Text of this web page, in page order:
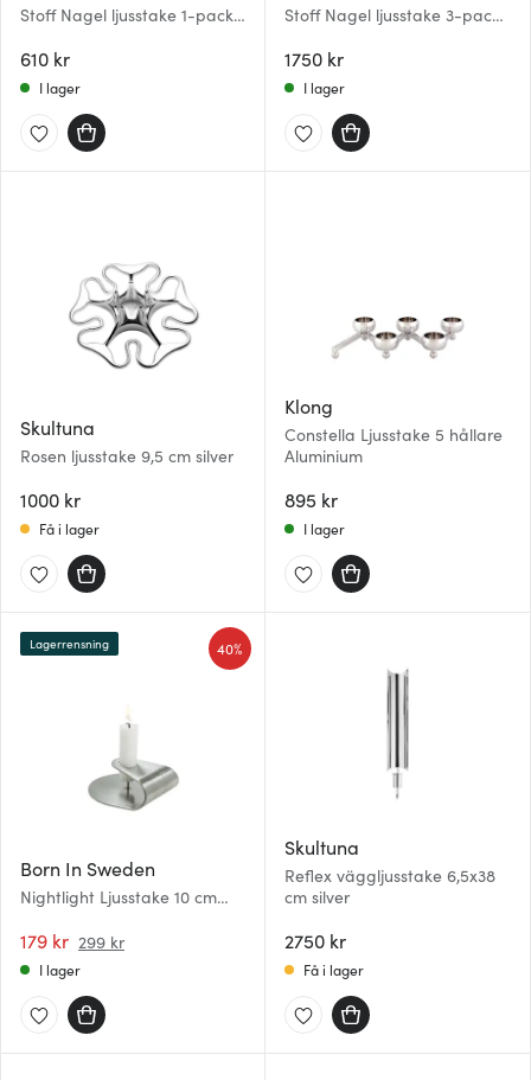
Stoff Nagel ljusstake 1-pack
610 kr
I lager
Stoff Nagel ljusstake 3-pack
1750 kr
I lager
Skultuna
Rosen ljusstake 9,5 cm silver
1000 kr
Få i lager
Klong
Constella Ljusstake 5 hållare
Aluminium
895 kr
I lager
Born In Sweden
Nightlight Ljusstake 10 cm
179 kr 299 kr
40%
Lagerrensning
I lager
Skultuna
Reflex väggljusstake 6,5x38
cm silver
2750 kr
Få i lager